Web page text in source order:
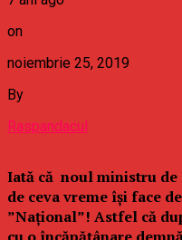
on
noiembrie 25, 2019
By
Raspandacul
Iată că noul ministru de
de ceva vreme își face
”Național”! Astfel că